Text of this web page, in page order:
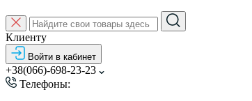
Клиенту
Войти в кабинет
+38(066)-698-23-23
Телефоны: